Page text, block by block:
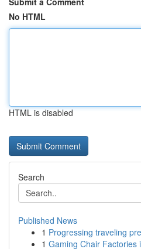
No HTML
HTML is disabled
Search
Published News
1 Progressing traveling
1 Gaming Chair Factories